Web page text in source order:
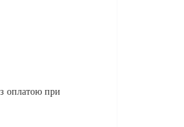
оплатою при